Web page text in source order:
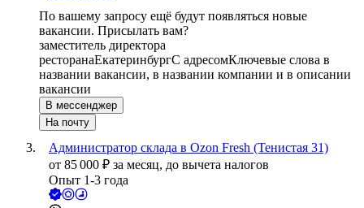
По вашему запросу ещё будут появляться новые
вакансии. Присылать вам?
заместитель директора
ресторанаЕкатеринбургС адресомКлючевые слова в
названии вакансии, в названии компании и в описании
вакансии
В мессенджер
На почту
Администратор склада в Ozon Fresh (Тенистая 31)
от 85 000 ₽ за месяц, до вычета налогов
Опыт 1-3 года